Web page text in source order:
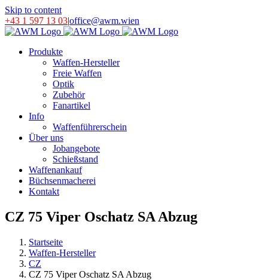
Skip to content
+43 1 597 13 03|office@awm.wien
Produkte
Waffen-Hersteller
Freie Waffen
Optik
Zubehör
Fanartikel
Info
Waffenführerschein
Über uns
Jobangebote
Schießstand
Waffenankauf
Büchsenmacherei
Kontakt
CZ 75 Viper Oschatz SA Abzug
Startseite
Waffen-Hersteller
CZ
CZ 75 Viper Oschatz SA Abzug